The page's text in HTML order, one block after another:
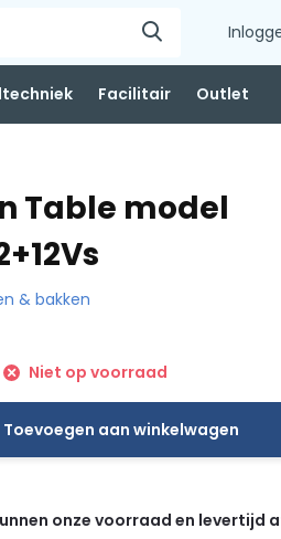
Facilitair Outlet
Table model
& bakken
Niet op voorraad
Toevoegen aan winkelwagen
onze voorraad en levertijd